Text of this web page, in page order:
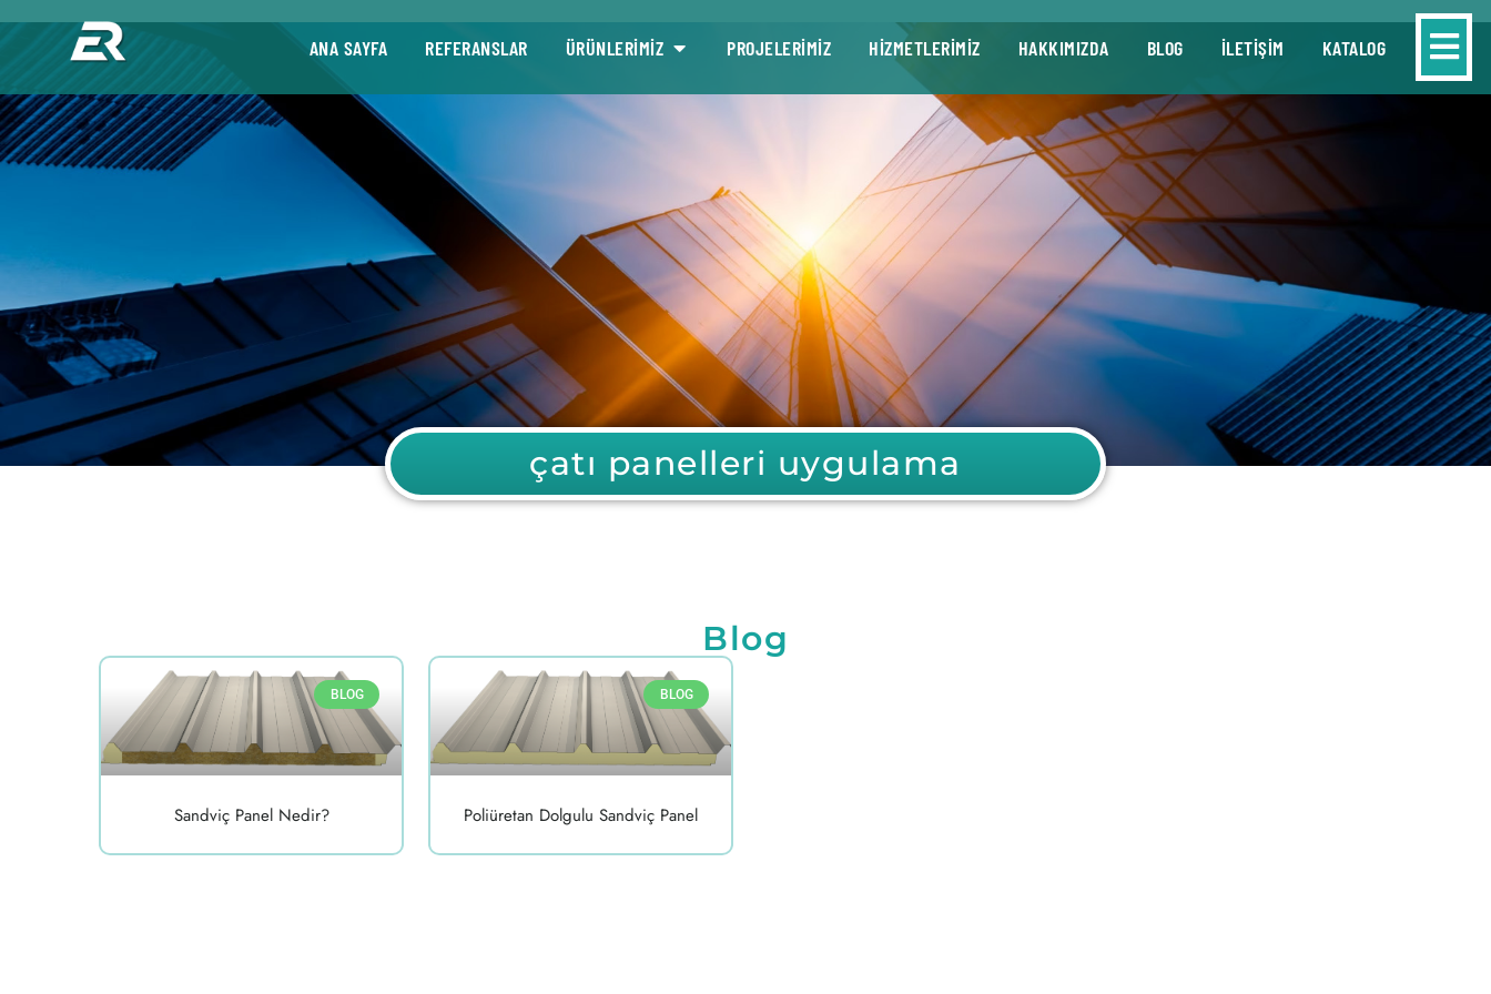
ANA SAYFA REFERANSLAR ÜRÜNLERİMİZ PROJELERİMİZ HİZMETLERİMİZ HAKKIMIZDA BLOG İLETİŞİM KATALOG
çatı panelleri uygulama
Blog
BLOG
Sandviç Panel Nedir?
BLOG
Poliüretan Dolgulu Sandviç Panel